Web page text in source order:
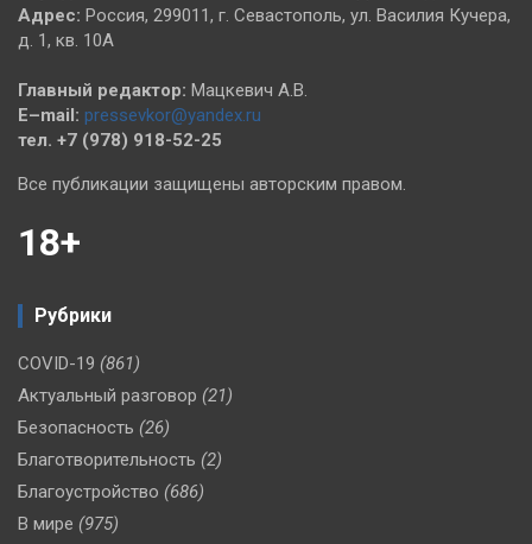
Адрес: Россия, 299011, г. Севастополь, ул. Василия Кучера,
д. 1, кв. 10А
Главный редактор: Мацкевич А.В.
E–mail: pressevkor@yandex.ru
тел. +7 (978) 918-52-25
Все публикации защищены авторским правом.
18+
Рубрики
COVID-19 (861)
Актуальный разговор (21)
Безопасность (26)
Благотворительность (2)
Благоустройство (686)
В мире (975)